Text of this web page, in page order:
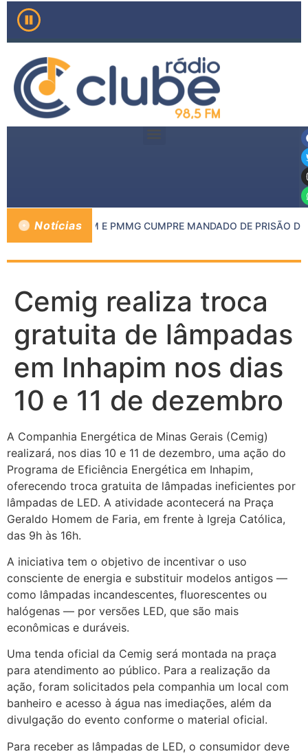
Notícias
MP DE INHAPIM E PMMG CUMPRE MANDADO DE PRISÃO DE
Cemig realiza troca
gratuita de lâmpadas
em Inhapim nos dias
10 e 11 de dezembro
A Companhia Energética de Minas Gerais (Cemig)
realizará, nos dias 10 e 11 de dezembro, uma ação do
Programa de Eficiência Energética em Inhapim,
oferecendo troca gratuita de lâmpadas ineficientes por
lâmpadas de LED. A atividade acontecerá na Praça
Geraldo Homem de Faria, em frente à Igreja Católica,
das 9h às 16h.
A iniciativa tem o objetivo de incentivar o uso
consciente de energia e substituir modelos antigos —
como lâmpadas incandescentes, fluorescentes ou
halógenas — por versões LED, que são mais
econômicas e duráveis.
Uma tenda oficial da Cemig será montada na praça
para atendimento ao público. Para a realização da
ação, foram solicitados pela companhia um local com
banheiro e acesso à água nas imediações, além da
divulgação do evento conforme o material oficial.
Para receber as lâmpadas de LED, o consumidor deve